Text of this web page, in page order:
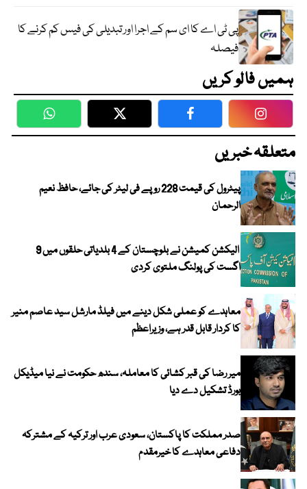
پی ٹی اے کا ای سم کے اجرا اور تبدیلی کی فیس کم کرنے کا
فیصلہ
ہمیں فالو کریں
WhatsApp Twitter Facebook
متعلقہ خبریں
پیٹرول کی قیمت 228 روپے فی لیٹر کی جائے، حافظ نعیم
الرحمان
الیکشن کمیشن نے بلوچستان کے 4 بلدیاتی حلقوں میں 9
اگست کی پولنگ ملتوی کردی
معاہدے کو عملی شکل دینے میں فیلڈ مارشل سید عاصم منیر
کا کردار قابل قدر ہے، وزیراعظم
میر رضا کی قبر کشائی کا معاملہ، سندھ حکومت نے نیا میڈیکل
بورڈ تشکیل دے دیا
صدر مملکت کا پاکستان، سعودی عرب اور ترکیہ کے مشترکہ
دفاعی معاہدے کا خیرمقدم